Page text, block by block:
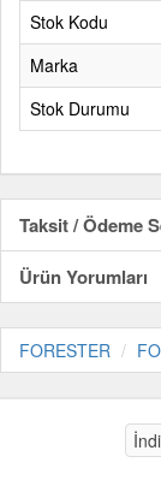
Stok Kodu
Marka
Stok Durumu
Taksit / Ödeme
Ürün Yorumları
FORESTER